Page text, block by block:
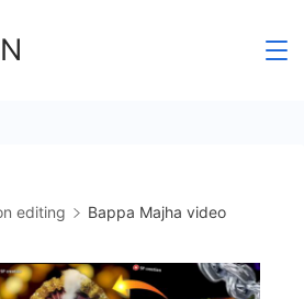
editing
Bappa Majha video